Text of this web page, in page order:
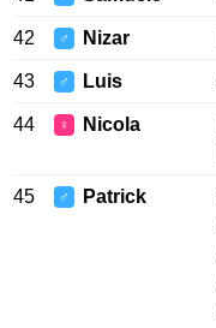
42 ♂ Nizar
43 ♂ Luis
44 ♀ Nicola
45 ♂ Patrick